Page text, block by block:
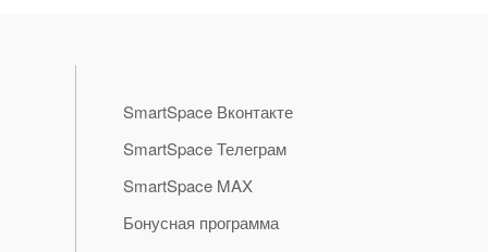
SmartSpace Вконтакте
SmartSpace Телеграм
SmartSpace MAX
Бонусная программа